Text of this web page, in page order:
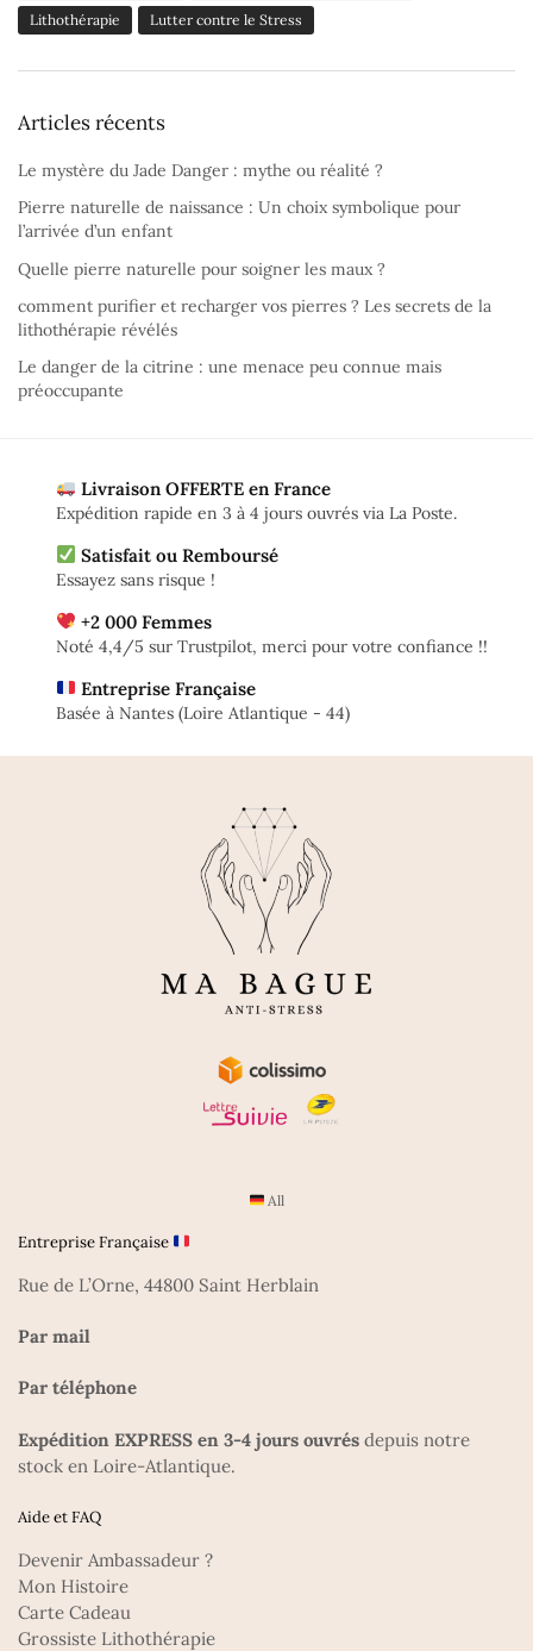
Lithothérapie
Lutter contre le Stress
Articles récents
Le mystère du Jade Danger : mythe ou réalité ?
Pierre naturelle de naissance : Un choix symbolique pour
l’arrivée d’un enfant
Quelle pierre naturelle pour soigner les maux ?
comment purifier et recharger vos pierres ? Les secrets de la
lithothérapie révélés
Le danger de la citrine : une menace peu connue mais
préoccupante
Livraison OFFERTE en France
Expédition rapide en 3 à 4 jours ouvrés via La Poste.
Satisfait ou Remboursé
Essayez sans risque !
+2 000 Femmes
Noté 4,4/5 sur Trustpilot, merci pour votre confiance !!
Entreprise Française
Basée à Nantes (Loire Atlantique - 44)
All
Entreprise Française
Rue de L’Orne, 44800 Saint Herblain
Par mail
Par téléphone
Expédition EXPRESS en 3-4 jours ouvrés depuis notre
stock en Loire-Atlantique.
Aide et FAQ
Devenir Ambassadeur ?
Mon Histoire
Carte Cadeau
Grossiste Lithothérapie